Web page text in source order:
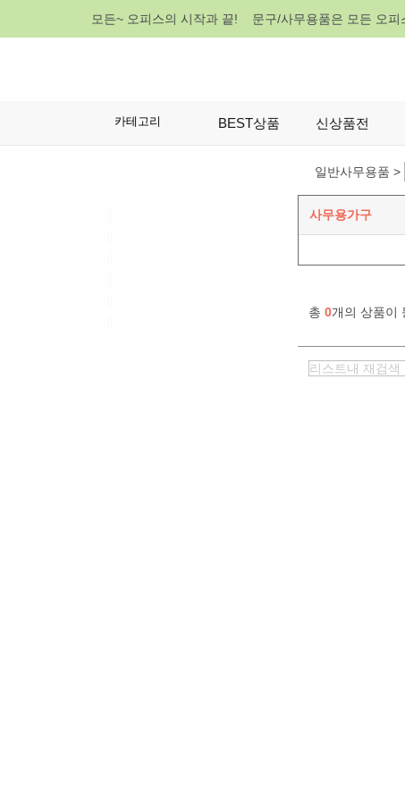
모든~ 오피스의 시작과 끝! 문구/사무용품은 모든 오피
카테고리 BEST상품 신상품전
일반사무용품 >
사무용가구
총 0개의 상품이